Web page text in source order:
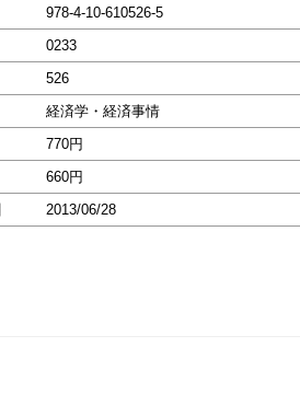
978-4-10-610526-5
0233
526
経済学・経済事情
770円
660円
2013/06/28